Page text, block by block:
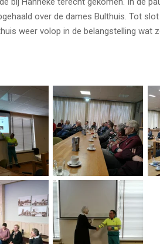
over de dames Bulthuis. Tot
weer volop in de belangstelling wat